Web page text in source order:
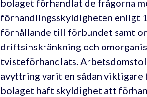
bolaget förhandlat de frågorna
förhandlingsskyldigheten enligt
förhållande till förbundet samt
driftsinskränkning och
tvisteförhandlats.
avyttring varit en sådan viktigare
bolaget haft skyldighet att